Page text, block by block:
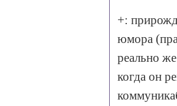
+:
юмора
реально
когда он